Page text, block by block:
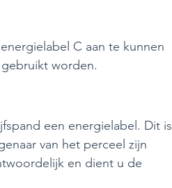
C aan te kunnen
worden.
een energielabel. Dit is
van het perceel zijn
en dient u de